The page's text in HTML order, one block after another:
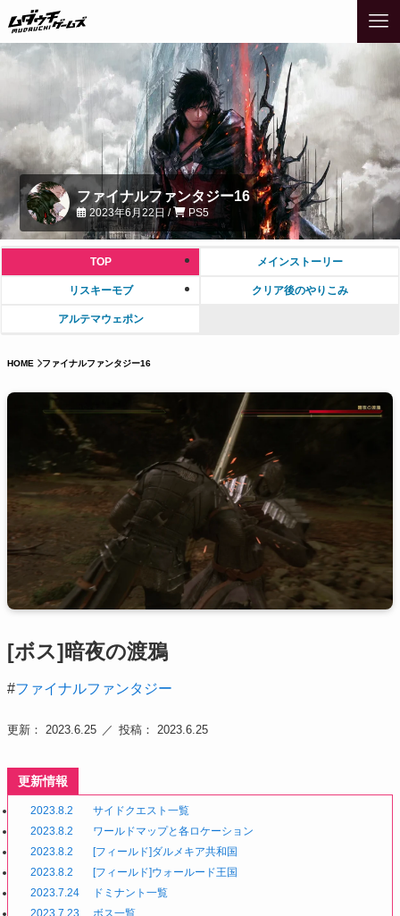
ファイナルファンタジー16
2023年6月22日 / PS5
TOP メインストーリー
リスキーモブ クリア後のやりこみ
アルテマウェポン
HOME ファイナルファンタジー16
[ボス]暗夜の渡鴉
#ファイナルファンタジー
更新： 2023.6.25 投稿： 2023.6.25
更新情報
2023.8.2
サイドクエスト一覧
2023.8.2
ワールドマップと各ロケーション
2023.8.2
[フィールド]ダルメキア共和国
2023.8.2
[フィールド]ウォールード王国
2023.7.24
ドミナント一覧
2023.7.23
ボス一覧